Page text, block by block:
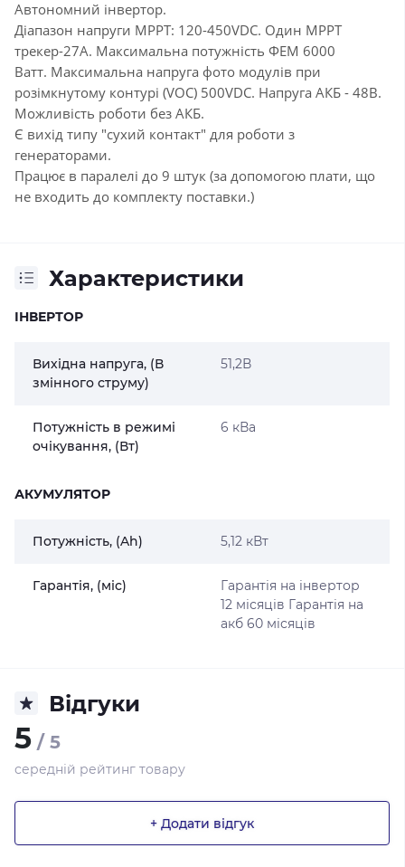
Автономний інвертор.
Діапазон напруги MPPT: 120-450VDC. Один МРРТ
трекер-27А. Максимальна потужність ФЕМ 6000
Ватт. Максимальна напруга фото модулів при
розімкнутому контурі (VOC) 500VDC. Напруга АКБ - 48В.
Можливість роботи без АКБ.
Є вихід типу "сухий контакт" для роботи з
генераторами.
Працює в паралелі до 9 штук (за допомогою плати, що
не входить до комплекту поставки.)
Характеристики
ІНВЕРТОР
Вихідна напруга, (В
змінного струму)
51,2В
Потужність в режимі
очікування, (Вт)
6 кВа
АКУМУЛЯТОР
Потужність, (Ah) 5,12 кВт
Гарантія, (міс)
Гарантія на інвертор
12 місяців Гарантія на
акб 60 місяців
Відгуки
5 / 5
середній рейтинг товару
+ Додати відгук